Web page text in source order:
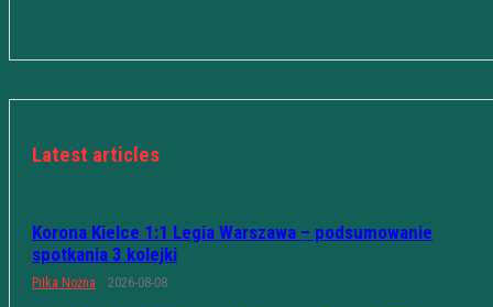
Latest articles
Korona Kielce 1:1 Legia Warszawa – podsumowanie
spotkania 3 kolejki
Piłka Nożna 2026-08-08